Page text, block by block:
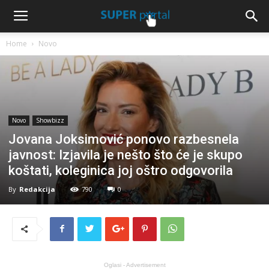
Home Novo
Novo Showbizz
Jovana Joksimović ponovo razbesnela
javnost: Izjavila je nešto što će je skupo
koštati, koleginica joj oštro odgovorila
By Redakcija 790 0
Oglasi - Advertisement